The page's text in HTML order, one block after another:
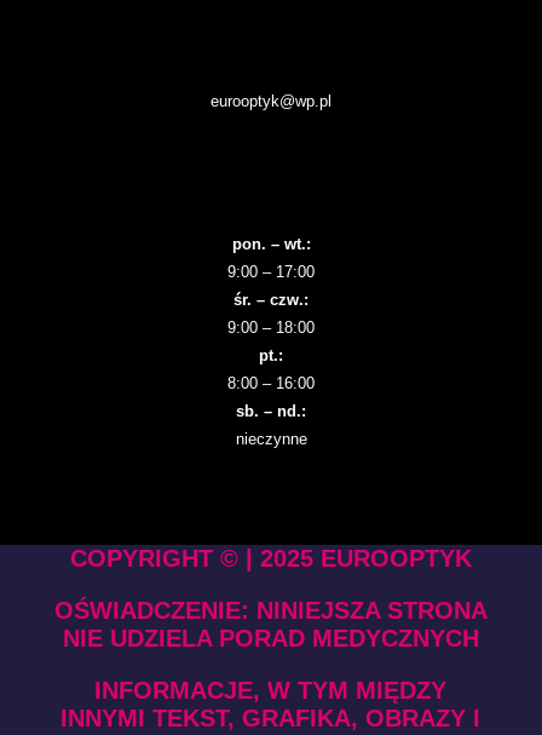
eurooptyk@wp.pl
pon. – wt.:
9:00 – 17:00
śr. – czw.:
9:00 – 18:00
pt.:
8:00 – 16:00
sb. – nd.:
nieczynne
COPYRIGHT © | 2025 EUROOPTYK
OŚWIADCZENIE: NINIEJSZA STRONA
NIE UDZIELA PORAD MEDYCZNYCH
INFORMACJE, W TYM MIĘDZY
INNYMI TEKST, GRAFIKA, OBRAZY I